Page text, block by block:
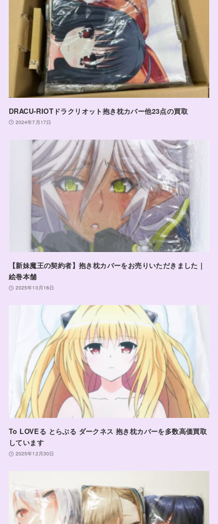
DRACU-RIOTドラクリオット抱き枕カバー他23点の買取
2024年7月17日
【新妹魔王の契約者】抱き枕カバーをお売りいただきました｜
絵巻本舗
2025年10月16日
To LOVEる とらぶる ダークネス 抱き枕カバーを多数高価買取
しています
2025年12月30日